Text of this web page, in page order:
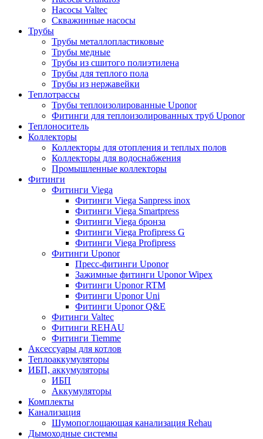
Насосы Valtec
Скважинные насосы
Трубы
Трубы металлопластиковые
Трубы медные
Трубы из сшитого полиэтилена
Трубы для теплого пола
Трубы из нержавейки
Теплотрассы
Трубы теплоизолированные Uponor
Фитинги для теплоизолированных труб Uponor
Теплоноситель
Коллекторы
Коллекторы для отопления и теплых полов
Коллекторы для водоснабжения
Промышленные коллекторы
Фитинги
Фитинги Viega
Фитинги Viega Sanpress inox
Фитинги Viega Smartpress
Фитинги Viega бронза
Фитинги Viega Profipress G
Фитинги Viega Profipress
Фитинги Uponor
Пресс-фитинги Uponor
Зажимные фитинги Uponor Wipex
Фитинги Uponor RTM
Фитинги Uponor Uni
Фитинги Uponor Q&E
Фитинги Valtec
Фитинги REHAU
Фитинги Tiemme
Аксессуары для котлов
Теплоаккумуляторы
ИБП, аккумуляторы
ИБП
Аккумуляторы
Комплекты
Канализация
Шумопоглощающая канализация Rehau
Дымоходные системы